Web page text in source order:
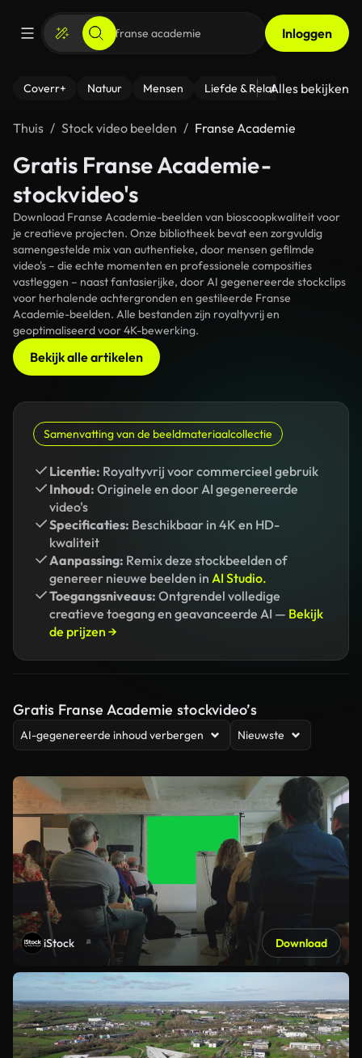
Inloggen
Coverr+ Natuur Mensen Liefde & Relaties - Fitness
Alles bekijken
Thuis Stock video beelden Franse Academie
Gratis Franse Academie-
stockvideo's
Download Franse Academie-beelden van bioscoopkwaliteit voor
je creatieve projecten. Onze bibliotheek bevat een zorgvuldig
samengestelde mix van authentieke, door mensen gefilmde
video's – die echte momenten en professionele composities
vastleggen – naast fantasierijke, door AI gegenereerde stockclips
voor herhalende achtergronden en gestileerde Franse
Academie-beelden. Alle bestanden zijn royaltyvrij en
geoptimaliseerd voor 4K-bewerking.
Bekijk alle artikelen
Samenvatting van de beeldmateriaalcollectie
Licentie: Royaltyvrij voor commercieel gebruik
Inhoud: Originele en door AI gegenereerde
video's
Specificaties: Beschikbaar in 4K en HD-
kwaliteit
Aanpassing: Remix deze stockbeelden of
genereer nieuwe beelden in AI Studio.
Toegangsniveaus: Ontgrendel volledige
creatieve toegang en geavanceerde AI — Bekijk
de prijzen →
Gratis Franse Academie stockvideo’s
AI-gegenereerde inhoud verbergen Nieuwste
iStock Download